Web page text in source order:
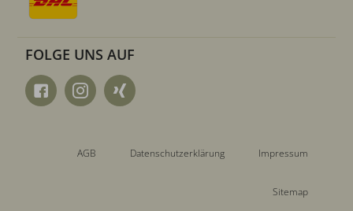
FOLGE UNS AUF
AGB Datenschutzerklärung Impressum
Sitemap